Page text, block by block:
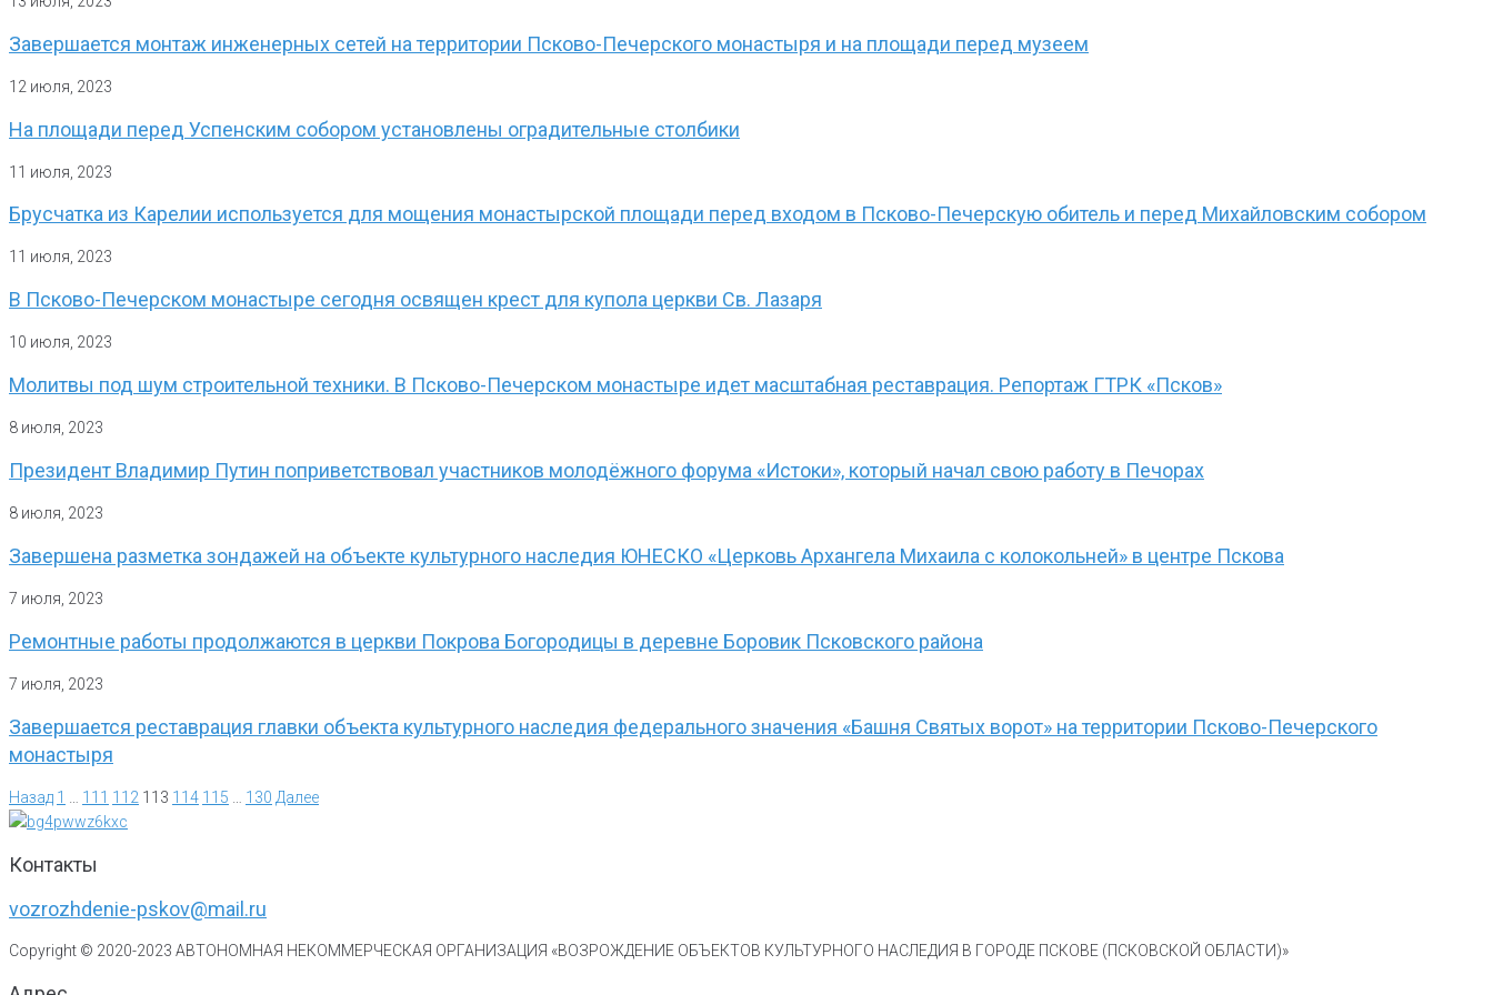
Завершается монтаж инженерных сетей на территории Псково-Печерского монастыря и на площади перед музеем
12 июля, 2023
На площади перед Успенским собором установлены оградительные столбики
11 июля, 2023
Брусчатка из Карелии используется для мощения монастырской площади перед входом в Псково-Печерскую обитель и перед Михайловским собором
11 июля, 2023
В Псково-Печерском монастыре сегодня освящен крест для купола церкви Св. Лазаря
10 июля, 2023
Молитвы под шум строительной техники. В Псково-Печерском монастыре идет масштабная реставрация. Репортаж ГТРК «Псков»
8 июля, 2023
Президент Владимир Путин поприветствовал участников молодёжного форума «Истоки», который начал свою работу в Печорах
8 июля, 2023
Завершена разметка зондажей на объекте культурного наследия ЮНЕСКО «Церковь Архангела Михаила с колокольней» в центре Пскова
7 июля, 2023
Ремонтные работы продолжаются в церкви Покрова Богородицы в деревне Боровик Псковского района
7 июля, 2023
Завершается реставрация главки объекта культурного наследия федерального значения «Башня Святых ворот» на территории Псково-Печерского
монастыря
Назад 1 111 112 113 114 115 130 Далее
Контакты
vozrozhdenie-pskov@mail.ru
Copyright © 2020-2023 АВТОНОМНАЯ НЕКОММЕРЧЕСКАЯ ОРГАНИЗАЦИЯ «ВОЗРОЖДЕНИЕ ОБЪЕКТОВ КУЛЬТУРНОГО НАСЛЕДИЯ В ГОРОДЕ ПСКОВЕ (ПСКОВСКОЙ ОБЛАСТИ)»